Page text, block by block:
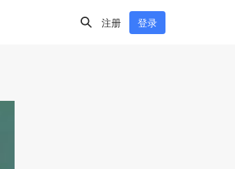
注册 登录